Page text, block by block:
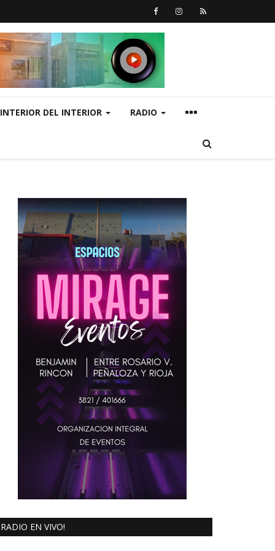
INTERIOR DEL INTERIOR RADIO
RADIO EN VIVO!